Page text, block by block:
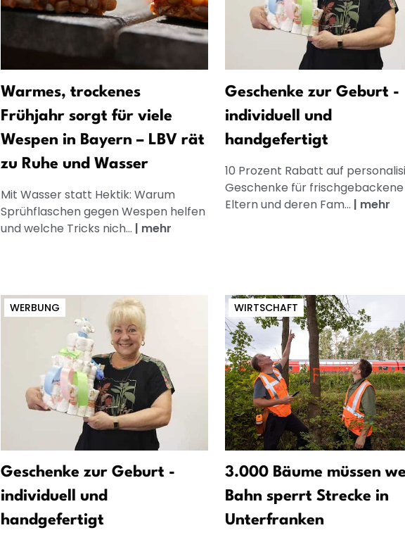
Warmes, trockenes
Frühjahr sorgt für viele
Wespen in Bayern – LBV rät
zu Ruhe und Wasser
Mit Wasser statt Hektik: Warum
Sprühflaschen gegen Wespen helfen
und welche Tricks nich... | mehr
Geschenke zur Geburt -
individuell und
handgefertigt
10 Prozent Rabatt auf
Geschenke für frischgebackene
Eltern und deren Fam... | mehr
WERBUNG
Geschenke zur Geburt -
individuell und
handgefertigt
WIRTSCHAFT
3.000 Bäume müssen
Bahn sperrt Strecke in
Unterfranken